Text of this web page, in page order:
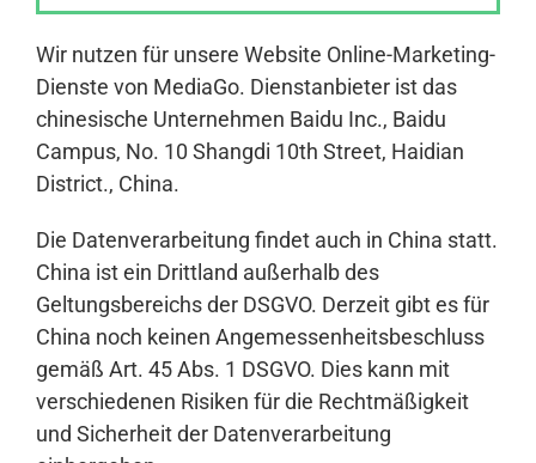
Wir nutzen für unsere Website Online-Marketing-
Dienste von MediaGo. Dienstanbieter ist das
chinesische Unternehmen Baidu Inc., Baidu
Campus, No. 10 Shangdi 10th Street, Haidian
District., China.
Die Datenverarbeitung findet auch in China statt.
China ist ein Drittland außerhalb des
Geltungsbereichs der DSGVO. Derzeit gibt es für
China noch keinen Angemessenheitsbeschluss
gemäß Art. 45 Abs. 1 DSGVO. Dies kann mit
verschiedenen Risiken für die Rechtmäßigkeit
und Sicherheit der Datenverarbeitung